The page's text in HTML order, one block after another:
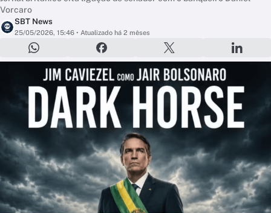
Vorcaro
SBT News
25/05/2026, 15:46 • Atualizado há 2 mêses